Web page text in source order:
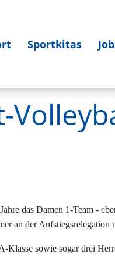
Sportkitas
das Damen 1-Team -
an der Aufstiegsrelegation
Klasse sowie sogar drei